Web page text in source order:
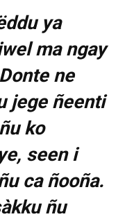
ya
ma ngay
ne
jege ñeenti
ko
seen i
ca ñooña.
ñu